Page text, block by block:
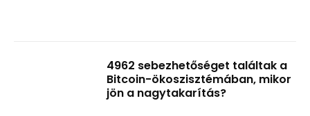
4962 sebezhetőséget találtak a
Bitcoin-ökoszisztémában, mikor
jön a nagytakarítás?